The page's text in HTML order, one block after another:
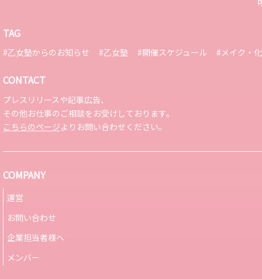
TAG
#乙女塾からのお知らせ #乙女塾 #開催スケジュール #メイク・
CONTACT
プレスリリースや記事広告、
その他お仕事のご相談をお受けしております。
こちらのページよりお問い合わせください。
COMPANY
運営
お問い合わせ
企業担当者様へ
メンバー